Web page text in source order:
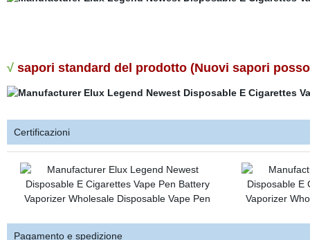
√sapori standard del prodotto (Nuovi sapori
Certificazioni
Pagamento e spedizione